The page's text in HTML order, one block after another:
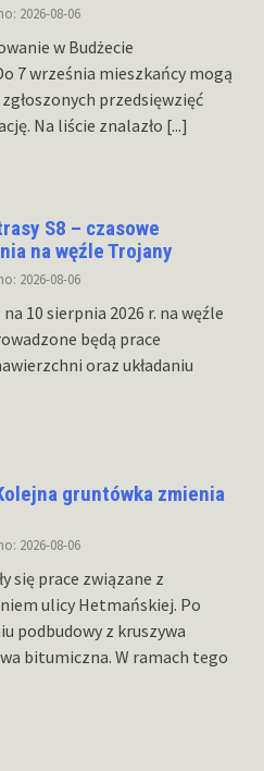
2026-08-06
w Budżecie
7 września mieszkańcy mogą
przedsięwzięć
Na liście znalazło [...]
S8 – czasowe
na węźle Trojany
2026-08-06
na 10 sierpnia 2026 r. na węźle
będą prace
oraz układaniu
gruntówka zmienia
2026-08-06
się prace związane z
ulicy Hetmańskiej. Po
podbudowy z kruszywa
bitumiczna. W ramach tego